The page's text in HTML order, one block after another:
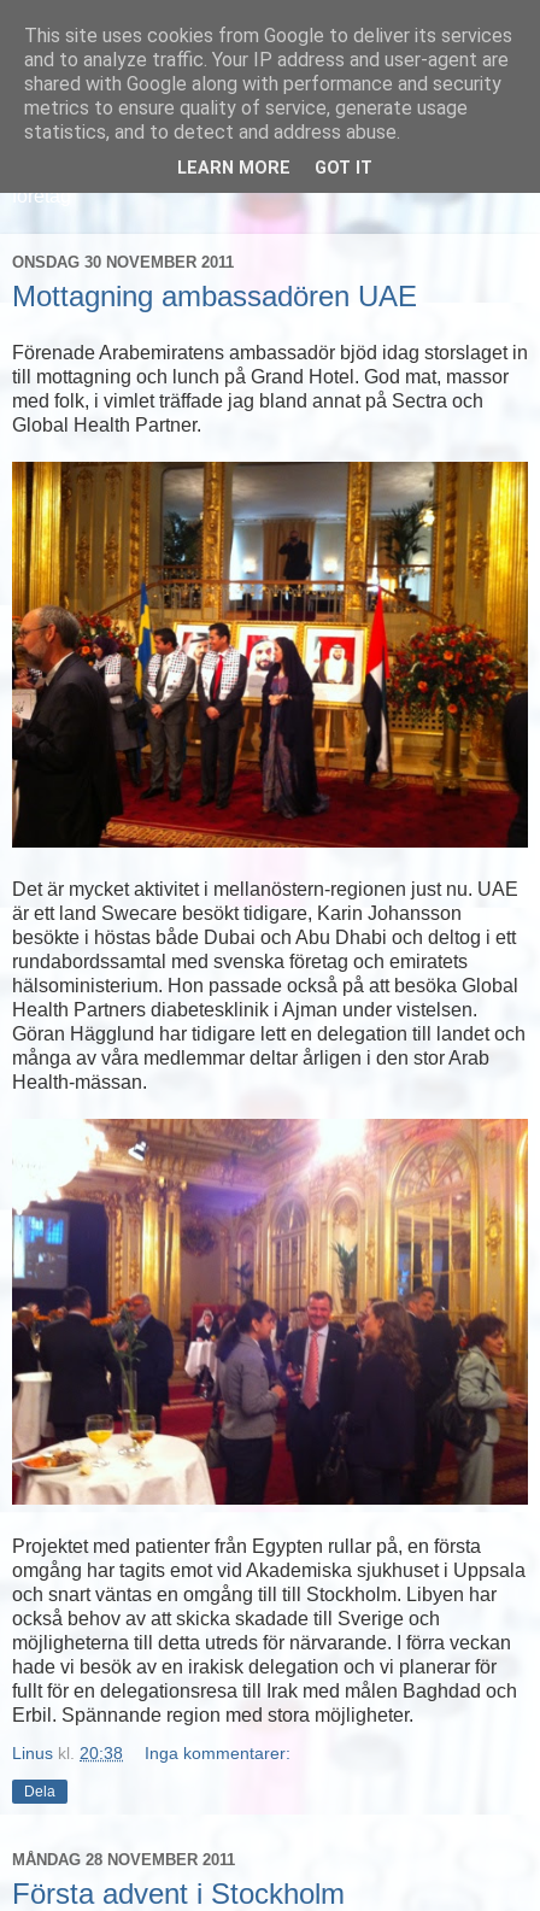
Läs om hur vi marknadsför svensk sjukvård och svenska
företag
ONSDAG 30 NOVEMBER 2011
Mottagning ambassadören UAE
Förenade Arabemiratens ambassadör bjöd idag storslaget in
till mottagning och lunch på Grand Hotel. God mat, massor
med folk, i vimlet träffade jag bland annat på Sectra och
Global Health Partner.
Det är mycket aktivitet i mellanöstern-regionen just nu. UAE
är ett land Swecare besökt tidigare, Karin Johansson
besökte i höstas både Dubai och Abu Dhabi och deltog i ett
rundabordssamtal med svenska företag och emiratets
hälsoministerium. Hon passade också på att besöka Global
Health Partners diabetesklinik i Ajman under vistelsen.
Göran Hägglund har tidigare lett en delegation till landet och
många av våra medlemmar deltar årligen i den stor Arab
Health-mässan.
Projektet med patienter från Egypten rullar på, en första
omgång har tagits emot vid Akademiska sjukhuset i Uppsala
och snart väntas en omgång till till Stockholm. Libyen har
också behov av att skicka skadade till Sverige och
möjligheterna till detta utreds för närvarande. I förra veckan
hade vi besök av en irakisk delegation och vi planerar för
fullt för en delegationsresa till Irak med målen Baghdad och
Erbil. Spännande region med stora möjligheter.
Linus kl. 20:38 Inga kommentarer:
Dela
MÅNDAG 28 NOVEMBER 2011
Första advent i Stockholm
This site uses cookies from Google to deliver its services
and to analyze traffic. Your IP address and user-agent are
shared with Google along with performance and security
metrics to ensure quality of service, generate usage
statistics, and to detect and address abuse.
LEARN MORE GOT IT